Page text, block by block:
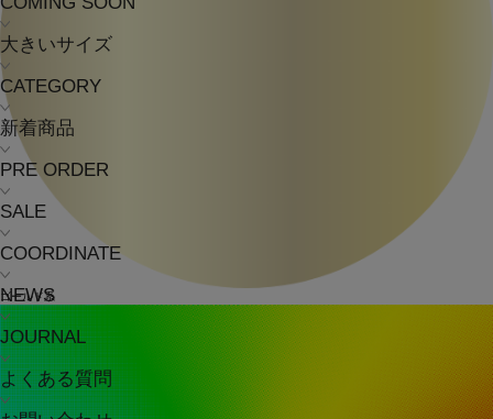
大きいサイズ
CATEGORY
新着商品
PRE ORDER
SALE
COORDINATE
NEWS
JOURNAL
よくある質問
ゴールド系